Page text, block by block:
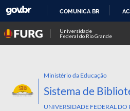
COMUNICA BR
Universidade
Federal do Rio Grande
Ministério da Educação
Sistema de
UNIVERSIDADE FEDERAL DO